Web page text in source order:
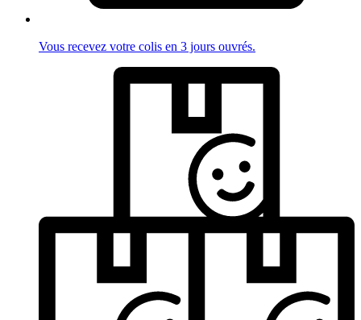
Vous recevez votre colis en 3 jours ouvrés.